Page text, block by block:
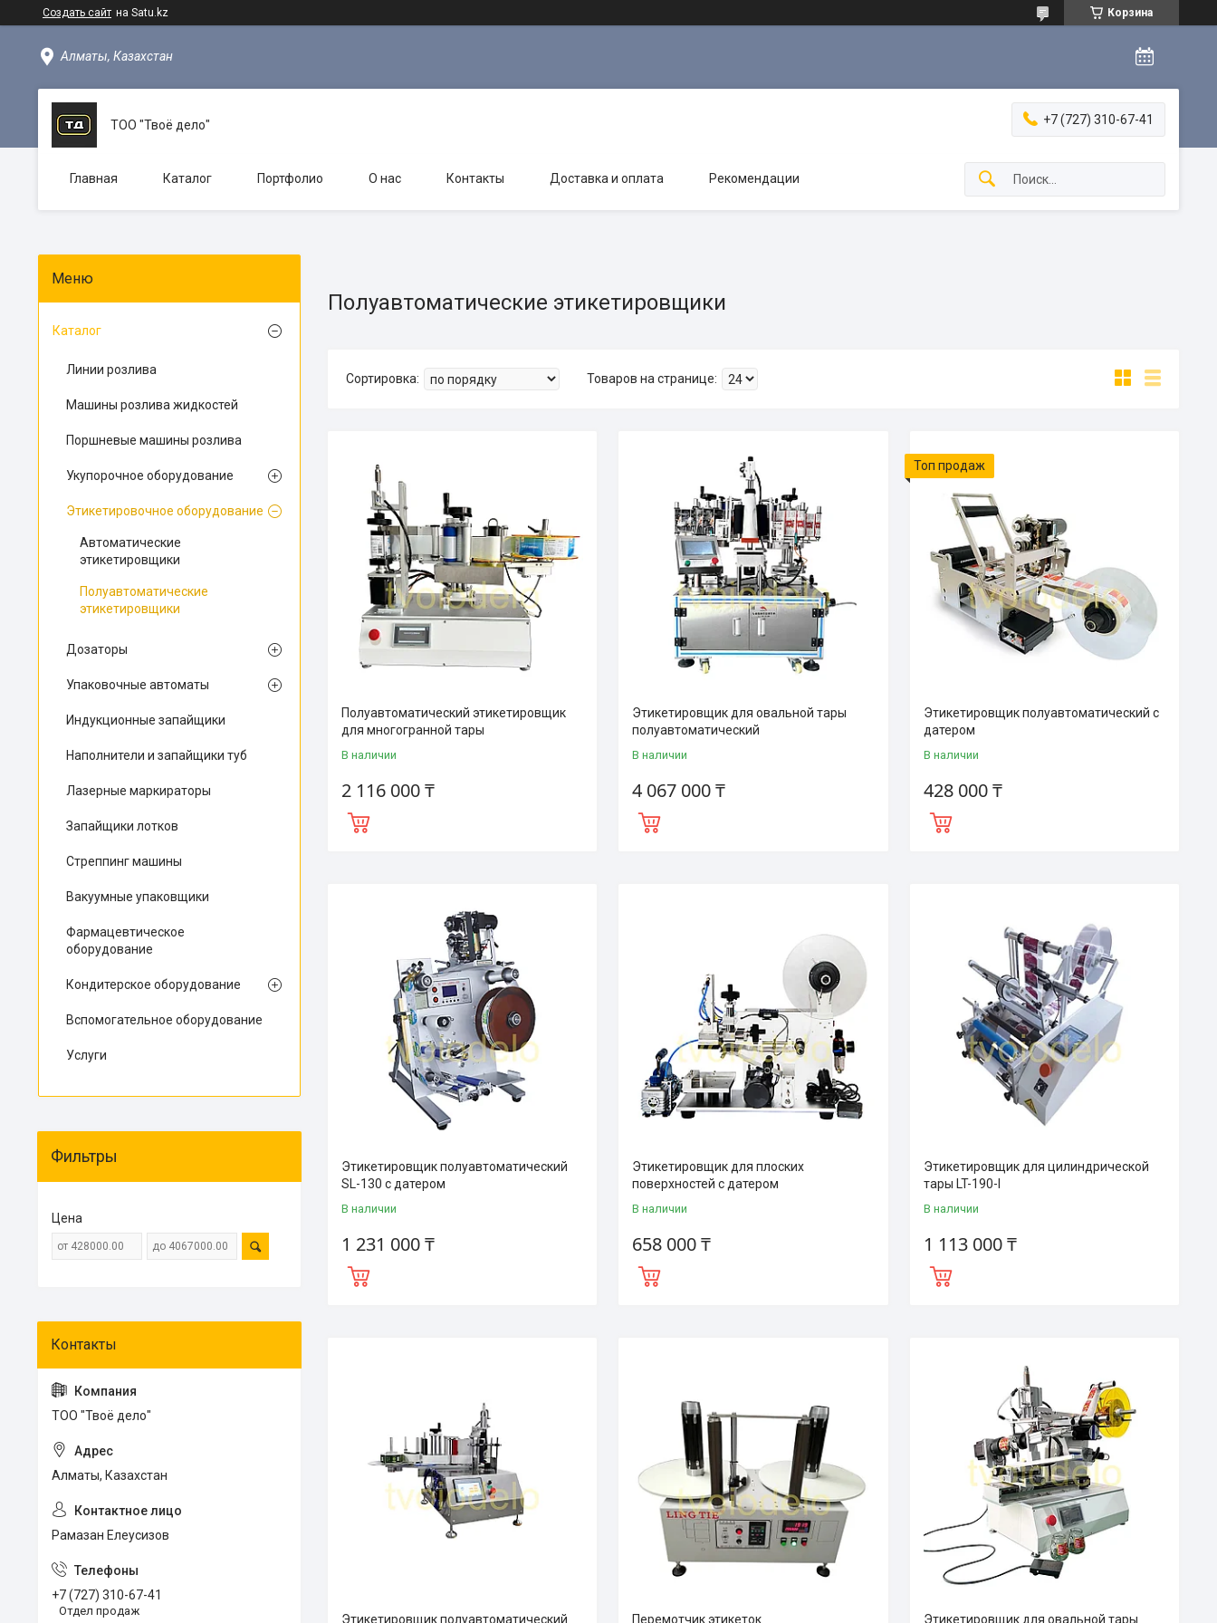
Создать сайт на Satu.kz Корзина
Алматы, Казахстан
ТОО "Твоё дело" +7 (727) 310-67-41
Главная Каталог Портфолио О нас Контакты Доставка и оплата Рекомендации
Полуавтоматические этикетировщики
Полуавтоматический этикетировщик
для многогранной тары
В наличии
2 116 000 ₸
Этикетировщик для овальной тары
полуавтоматический
В наличии
4 067 000 ₸
Топ продаж
Этикетировщик полуавтоматический с
датером
В наличии
428 000 ₸
Этикетировщик полуавтоматический
SL-130 с датером
В наличии
1 231 000 ₸
Этикетировщик для плоских
поверхностей с датером
В наличии
658 000 ₸
Этикетировщик для цилиндрической
тары LT-190-I
В наличии
1 113 000 ₸
Этикетировщик полуавтоматический Перемотчик этикеток Этикетировщик для овальной тары
Каталог
Линии розлива
Машины розлива жидкостей
Поршневые машины розлива
Укупорочное оборудование
Этикетировочное оборудование
Автоматические
этикетировщики
Полуавтоматические
этикетировщики
Дозаторы
Упаковочные автоматы
Индукционные запайщики
Наполнители и запайщики туб
Лазерные маркираторы
Запайщики лотков
Стреппинг машины
Вакуумные упаковщики
Фармацевтическое
оборудование
Кондитерское оборудование
Вспомогательное оборудование
Услуги
Фильтры
Цена
ТОО "Твоё дело"
Алматы, Казахстан
Рамазан Елеусизов
+7 (727) 310-67-41
Отдел продаж